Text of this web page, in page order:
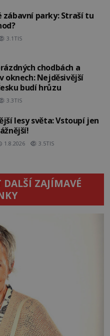
zábavní parky: Straší tu
3.1TIS
chodbách a
oknech: Nejděsivější
budí hrůzu
3.3TIS
světa: Vstoupí jen
1.8.2026 3.5TIS
DALŠÍ ZAJÍMAVÉ